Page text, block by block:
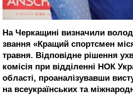
На Черкащині визначили
звання «Кращий спортсмен
травня. Відповідне рішення
комісія при відділенні НОК
області, проаналізувавши
на всеукраїнських та